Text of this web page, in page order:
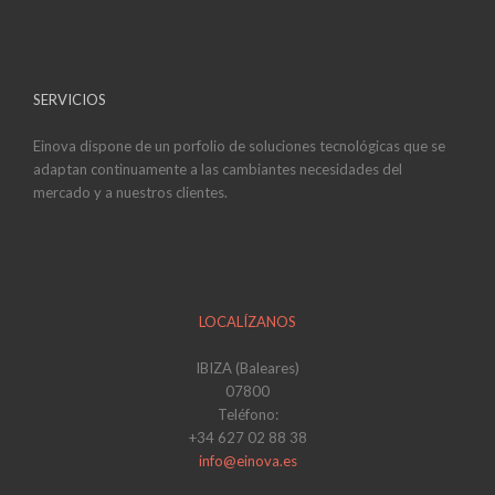
SERVICIOS
Einova dispone de un porfolio de soluciones tecnológicas que se
adaptan continuamente a las cambiantes necesidades del
mercado y a nuestros clientes.
LOCALÍZANOS
IBIZA (Baleares)
07800
Teléfono:
+34 627 02 88 38
info@einova.es